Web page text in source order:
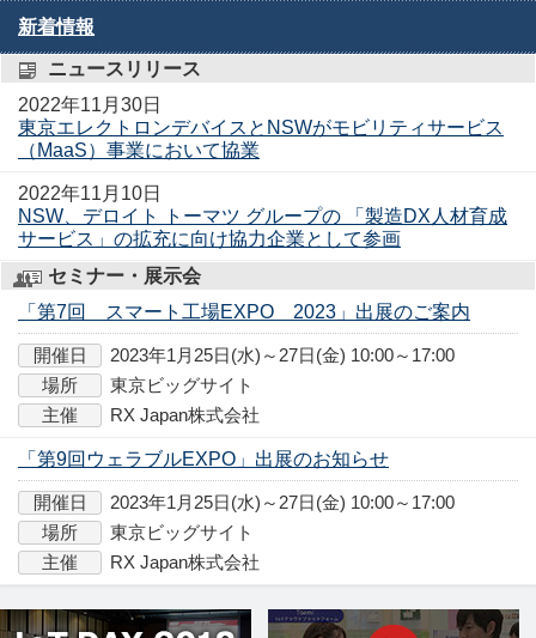
新着情報
ニュースリリース
2022年11月30日
東京エレクトロンデバイスとNSWがモビリティサービス
（MaaS）事業において協業
2022年11月10日
NSW、デロイト トーマツ グループの 「製造DX人材育成
サービス」の拡充に向け協力企業として参画
セミナー・展示会
「第7回 スマート工場EXPO 2023」出展のご案内
開催日
2023年1月25日(水)～27日(金) 10:00～17:00
場所
東京ビッグサイト
主催
RX Japan株式会社
「第9回ウェラブルEXPO」出展のお知らせ
開催日
2023年1月25日(水)～27日(金) 10:00～17:00
場所
東京ビッグサイト
主催
RX Japan株式会社